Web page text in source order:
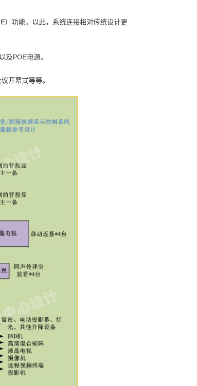
）功能。以此，系统连接相对传统设计更
及POE电源。
开幕式等等。